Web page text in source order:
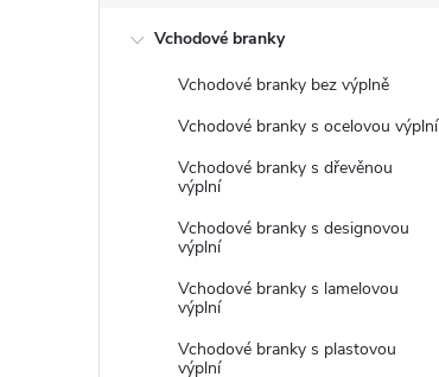
Vchodové branky
Vchodové branky bez výplně
Vchodové branky s ocelovou výplní
Vchodové branky s dřevěnou
výplní
Vchodové branky s designovou
výplní
Vchodové branky s lamelovou
výplní
Vchodové branky s plastovou
výplní